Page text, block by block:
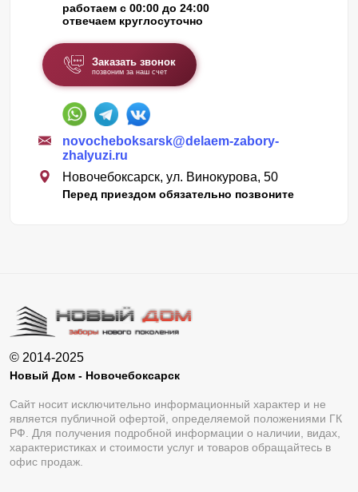
работаем с 00:00 до 24:00
отвечаем круглосуточно
Заказать звонок
позвоним за наш счет
novocheboksarsk@delaem-zabory-
zhalyuzi.ru
Новочебоксарск, ул. Винокурова, 50
Перед приездом обязательно позвоните
© 2014-2025
Новый Дом - Новочебоксарск
Сайт носит исключительно информационный характер и не
является публичной офертой, определяемой положениями ГК
РФ. Для получения подробной информации о наличии, видах,
характеристиках и стоимости услуг и товаров обращайтесь в
офис продаж.